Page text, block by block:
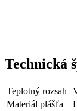
Technická
Teplotný rozsah
Materiál plášťa